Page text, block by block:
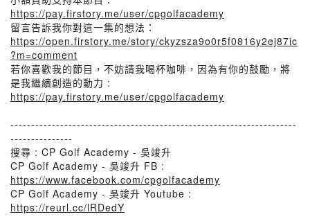
https://pay.firstory.me/user/cpgolfacademy
留言告訴我你對這一集的想法：
https://open.firstory.me/story/ckyzsza9o0r5f0816y2ej87ic
?m=comment
若你喜歡我的節目，不妨請我喝杯咖啡，因為有你的鼓勵，將
是我繼續創造的動力 :
https://pay.firstory.me/user/cpgolfacademy
---------------------------------------------------------------------
---------------
搜尋 : CP Golf Academy - 吳竣升
CP Golf Academy - 吳竣升 FB :
https://www.facebook.com/cpgolfacademy
CP Golf Academy - 吳竣升 Youtube :
https://reurl.cc/lRDedY